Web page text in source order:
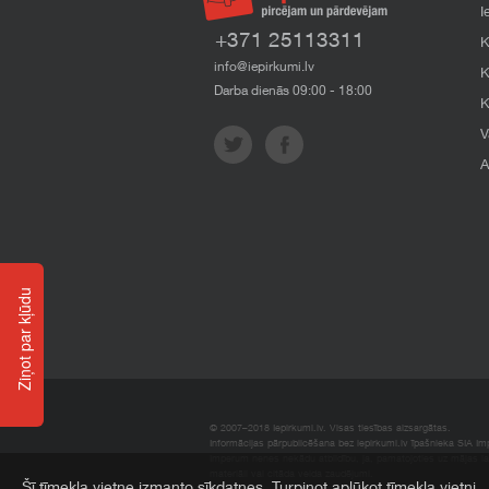
+371 25113311
info@iepirkumi.lv
Darba dienās 09:00 - 18:00
© 2007–2018 Iepirkumi.lv. Visas tiesības aizsargātas.
Informācijas pārpublicēšana bez iepirkumi.lv īpašnieka SIA
Ziņot par kļūdu